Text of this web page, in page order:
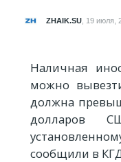
ZHAIK.SU 19 июля,
Наличная
можно
должна
долларов
сообщили в